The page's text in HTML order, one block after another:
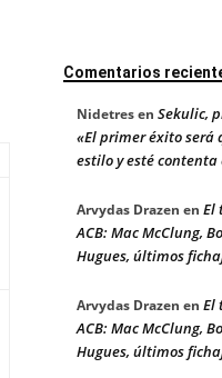
Comentarios
Nidetresen Sekulic,
«El primer éxito será
estilo y esté contenta
Arvydas Drazen en El
ACB: Mac McClung,
Hugues, últimos
Arvydas Drazen en El
ACB: Mac McClung,
Hugues, últimos